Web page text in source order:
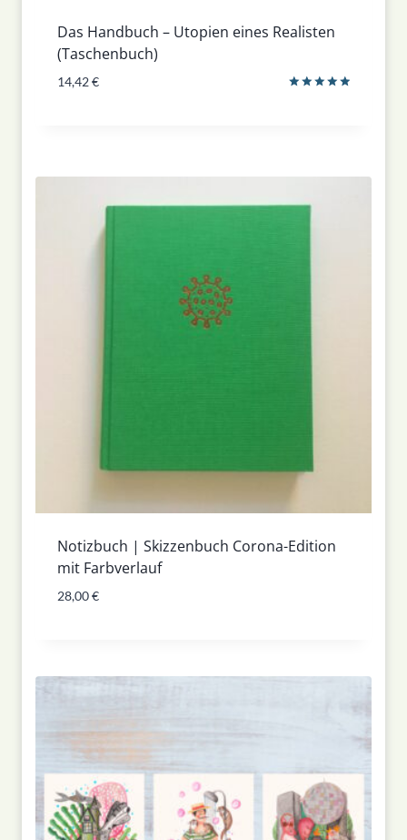
Das Handbuch – Utopien eines Realisten
(Taschenbuch)
14,42€
Notizbuch | Skizzenbuch Corona-Edition
mit Farbverlauf
28,00€